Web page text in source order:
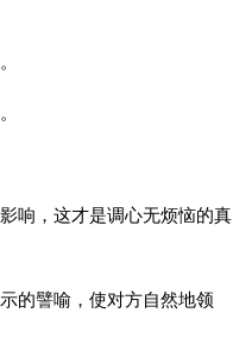
响，这才是调心无烦恼的真
的譬喻，使对方自然地领